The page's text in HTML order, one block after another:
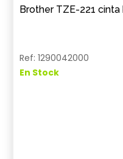
Brother TZE-221
Ref: 1290042000
En Stock